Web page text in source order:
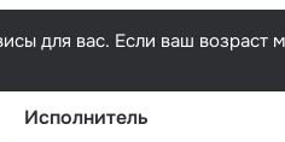
для вас. Если ваш возраст
Исполнитель